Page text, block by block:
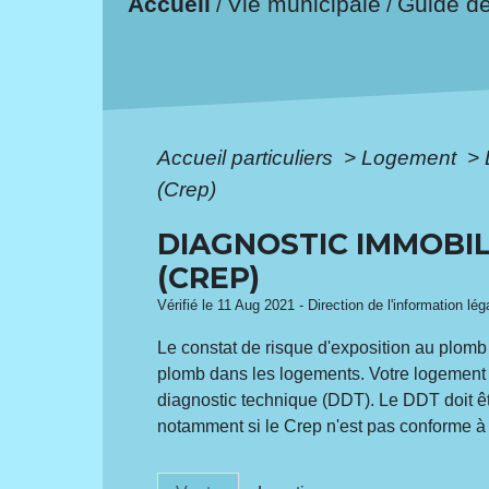
/ /
Accueil particuliers > Logement >
(Crep)
DIAGNOSTIC
(CREP)
Vérifié le 11 Aug 2021 - Direction de l'information
Le constat de risque d'exposition au
plomb dans les logements. Votre
diagnostic technique (DDT). Le DDT doit
notamment si le Crep n'est pas conforme